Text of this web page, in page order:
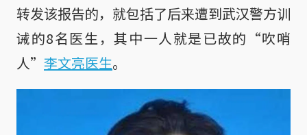
转发该报告的，就包括了后来遭到武汉警方训
诫的8名医生，其中一人就是已故的“吹哨
人” 李文亮医生。